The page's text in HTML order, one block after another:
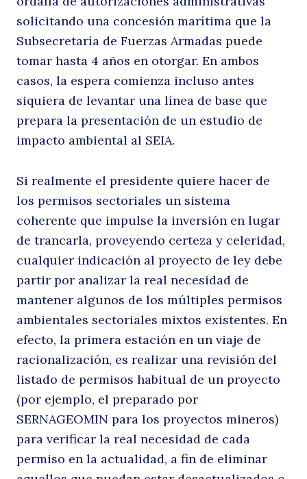
solicitando una concesión marítima que la
Subsecretaría de Fuerzas Armadas puede
tomar hasta 4 años en otorgar. En ambos
casos, la espera comienza incluso antes
siquiera de levantar una línea de base que
prepara la presentación de un estudio de
impacto ambiental al SEIA.
Si realmente el presidente quiere hacer de
los permisos sectoriales un sistema
coherente que impulse la inversión en lugar
de trancarla, proveyendo certeza y celeridad,
cualquier indicación al proyecto de ley debe
partir por analizar la real necesidad de
mantener algunos de los múltiples permisos
ambientales sectoriales mixtos existentes. En
efecto, la primera estación en un viaje de
racionalización, es realizar una revisión del
listado de permisos habitual de un proyecto
(por ejemplo, el preparado por
SERNAGEOMIN para los proyectos mineros)
para verificar la real necesidad de cada
permiso en la actualidad, a fin de eliminar